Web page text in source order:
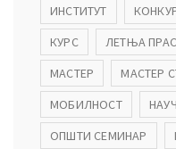
ИНСТИТУТ
КУРС
ЛЕТЊА
МАСТЕР
МАСТЕР
МОБИЛНОСТ
ОПШТИ СЕМИНАР